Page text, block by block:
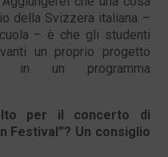
della Svizzera italiana –
– è che gli studenti
un proprio progetto
in un programma
per il concerto di
Festival”? Un consiglio